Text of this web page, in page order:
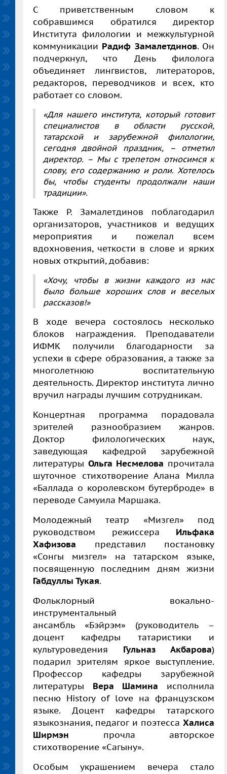
С приветственным словом к
собравшимся обратился директор
Института филологии и межкультурной
коммуникации Радиф Замалетдинов. Он
подчеркнул, что День филолога
объединяет лингвистов, литераторов,
редакторов, переводчиков и всех, кто
работает со словом.
«Для нашего института, который готовит
специалистов в области русской,
татарской и зарубежной филологии,
сегодня двойной праздник, – отметил
директор. – Мы с трепетом относимся к
слову, его содержанию и роли. Хотелось
бы, чтобы студенты продолжали наши
традиции».
Также Р. Замалетдинов поблагодарил
организаторов, участников и ведущих
мероприятия и пожелал всем
вдохновения, четкости в слове и ярких
новых открытий, добавив:
«Хочу, чтобы в жизни каждого из нас
было больше хороших слов и веселых
рассказов!»
В ходе вечера состоялось несколько
блоков награждения. Преподаватели
ИФМК получили благодарности за
успехи в сфере образования, а также за
многолетнюю воспитательную
деятельность. Директор института лично
вручил награды лучшим сотрудникам.
Концертная программа порадовала
зрителей разнообразием жанров.
Доктор филологических наук,
заведующая кафедрой зарубежной
литературы Ольга Несмелова прочитала
шуточное стихотворение Алана Милла
«Баллада о королевском бутерброде» в
переводе Самуила Маршака.
Молодежный театр «Мизгел» под
руководством режиссера Ильфака
Хафизова представил постановку
«Сонгы мизгел» на татарском языке,
посвященную последним дням жизни
Габдуллы Тукая.
Фольклорный вокально-
инструментальный
ансамбль «Бэйрэм» (руководитель –
доцент кафедры татаристики и
культуроведения Гульназ Акбарова)
подарил зрителям яркое выступление.
Профессор кафедры зарубежной
литературы Вера Шамина исполнила
песню History of love на французском
языке. Доцент кафедры татарского
языкознания, педагог и поэтесса Халиса
Ширмэн прочла авторское
стихотворение «Сагыну».
Особым украшением вечера стало